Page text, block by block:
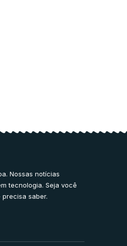
Nossas notícias
tecnologia. Seja você
saber.